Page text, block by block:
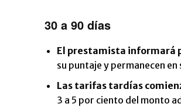
30 a 90 días
El prestamista informará
su puntaje y permanecen
Las tarifas tardías
3 a 5 por ciento del monto